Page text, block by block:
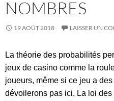
NOMBRES
19 AOÛT 2018 LAISSER UN
La théorie des probabilités
jeux de casino comme la
joueurs, même si ce jeu a
dévoilerons pas ici. La loi